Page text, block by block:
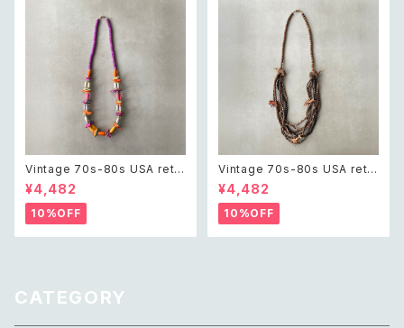
Vintage 70s-80s USA retr
o multicolor wood beads n
ecklace レトロ アメリカ ヴィン
テージ アクセサリー マルチカラ
ー ウッド ビーズ ネックレス
¥4,482
10%OFF
Vintage 70s-80s USA retr
o safari animal design wo
od beads long necklace レ
トロ アメリカ ヴィンテージ アク
セサリー サファリ アニマル デザ
イン ウッド ビーズ ロング ネッ
¥4,482
10%OFF
CATEGORY